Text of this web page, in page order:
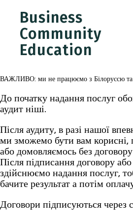
Business
Community
Education
ВАЖЛИВО: ми не працюємо з Білоруссю
До початку надання послуг
аудит ніші.
Після аудиту, в разі нашої
ми зможемо бути вам корисні,
або домовляємось без
Після підписання договору
здійснюємо надання послуг,
бачите результат а потім
Договори підписуються через